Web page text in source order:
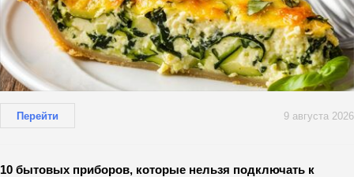
Перейти 9 августа 2026
10 бытовых приборов, которые нельзя подключать к